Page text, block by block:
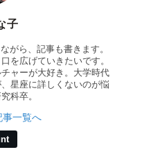
子
がら、記事も書きます。
を広げていきたいです。
ャーが大好き。大学時代
星座に詳しくないのが悩
科卒。
事一覧へ